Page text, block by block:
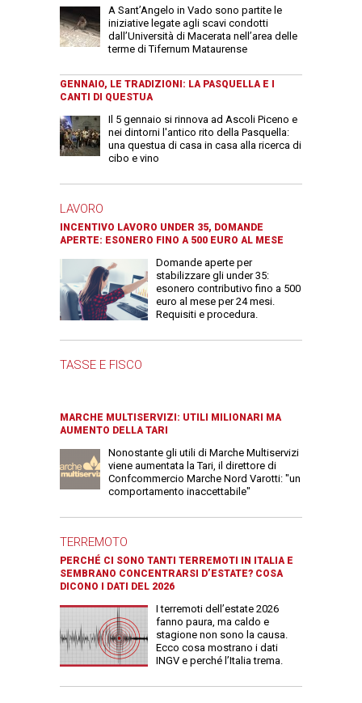
A Sant’Angelo in Vado sono partite le
iniziative legate agli scavi condotti
dall’Università di Macerata nell’area delle
terme di Tifernum Mataurense
GENNAIO, LE TRADIZIONI: LA PASQUELLA E I
CANTI DI QUESTUA
Il 5 gennaio si rinnova ad Ascoli Piceno e
nei dintorni l'antico rito della Pasquella:
una questua di casa in casa alla ricerca di
cibo e vino
LAVORO
INCENTIVO LAVORO UNDER 35, DOMANDE
APERTE: ESONERO FINO A 500 EURO AL MESE
Domande aperte per
stabilizzare gli under 35:
esonero contributivo fino a 500
euro al mese per 24 mesi.
Requisiti e procedura.
TASSE E FISCO
MARCHE MULTISERVIZI: UTILI MILIONARI MA
AUMENTO DELLA TARI
Nonostante gli utili di Marche Multiservizi
viene aumentata la Tari, il direttore di
Confcommercio Marche Nord Varotti: "un
comportamento inaccettabile"
TERREMOTO
PERCHÉ CI SONO TANTI TERREMOTI IN ITALIA E
SEMBRANO CONCENTRARSI D’ESTATE? COSA
DICONO I DATI DEL 2026
I terremoti dell’estate 2026
fanno paura, ma caldo e
stagione non sono la causa.
Ecco cosa mostrano i dati
INGV e perché l’Italia trema.